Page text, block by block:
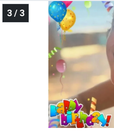
3 / 3
Yerel Yaşam
Canlı Yayın